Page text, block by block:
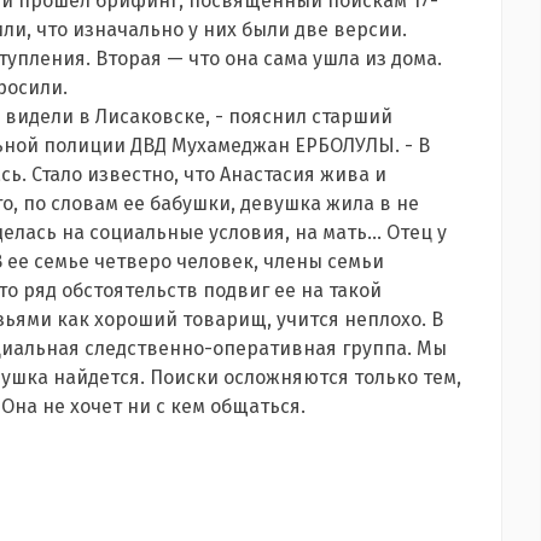
что изначально у них были две версии.
Вторая — что она сама ушла из дома.
в Лисаковске, - пояснил старший
полиции ДВД Мухамеджан ЕРБОЛУЛЫ. - В
Стало известно, что Анастасия жива и
по словам ее бабушки, девушка жила в не
на социальные условия, на мать... Отец у
семье четверо человек, члены семьи
обстоятельств подвиг ее на такой
как хороший товарищ, учится неплохо. В
следственно-оперативная группа. Мы
найдется. Поиски осложняются только тем,
не хочет ни с кем общаться.